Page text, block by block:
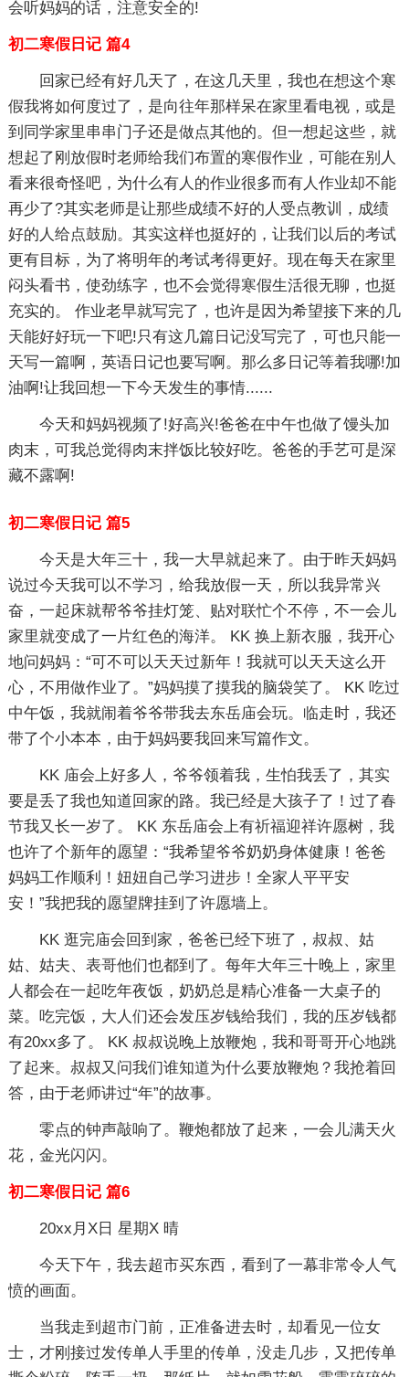
会听妈妈的话，注意安全的!
初二寒假日记 篇4
回家已经有好几天了，在这几天里，我也在想这个寒
假我将如何度过了，是向往年那样呆在家里看电视，或是
到同学家里串串门子还是做点其他的。但一想起这些，就
想起了刚放假时老师给我们布置的寒假作业，可能在别人
看来很奇怪吧，为什么有人的作业很多而有人作业却不能
再少了?其实老师是让那些成绩不好的人受点教训，成绩
好的人给点鼓励。其实这样也挺好的，让我们以后的考试
更有目标，为了将明年的考试考得更好。现在每天在家里
闷头看书，使劲练字，也不会觉得寒假生活很无聊，也挺
充实的。 作业老早就写完了，也许是因为希望接下来的几
天能好好玩一下吧!只有这几篇日记没写完了，可也只能一
天写一篇啊，英语日记也要写啊。那么多日记等着我哪!加
油啊!让我回想一下今天发生的事情......
今天和妈妈视频了!好高兴!爸爸在中午也做了馒头加
肉末，可我总觉得肉末拌饭比较好吃。爸爸的手艺可是深
藏不露啊!
初二寒假日记 篇5
今天是大年三十，我一大早就起来了。由于昨天妈妈
说过今天我可以不学习，给我放假一天，所以我异常兴
奋，一起床就帮爷爷挂灯笼、贴对联忙个不停，不一会儿
家里就变成了一片红色的海洋。 KK 换上新衣服，我开心
地问妈妈：“可不可以天天过新年！我就可以天天这么开
心，不用做作业了。”妈妈摸了摸我的脑袋笑了。 KK 吃过
中午饭，我就闹着爷爷带我去东岳庙会玩。临走时，我还
带了个小本本，由于妈妈要我回来写篇作文。
KK 庙会上好多人，爷爷领着我，生怕我丢了，其实
要是丢了我也知道回家的路。我已经是大孩子了！过了春
节我又长一岁了。 KK 东岳庙会上有祈福迎祥许愿树，我
也许了个新年的愿望：“我希望爷爷奶奶身体健康！爸爸
妈妈工作顺利！妞妞自己学习进步！全家人平平安
安！”我把我的愿望牌挂到了许愿墙上。
KK 逛完庙会回到家，爸爸已经下班了，叔叔、姑
姑、姑夫、表哥他们也都到了。每年大年三十晚上，家里
人都会在一起吃年夜饭，奶奶总是精心准备一大桌子的
菜。吃完饭，大人们还会发压岁钱给我们，我的压岁钱都
有20xx多了。 KK 叔叔说晚上放鞭炮，我和哥哥开心地跳
了起来。叔叔又问我们谁知道为什么要放鞭炮？我抢着回
答，由于老师讲过“年”的故事。
零点的钟声敲响了。鞭炮都放了起来，一会儿满天火
花，金光闪闪。
初二寒假日记 篇6
20xx月X日 星期X 晴
今天下午，我去超市买东西，看到了一幕非常令人气
愤的画面。
当我走到超市门前，正准备进去时，却看见一位女
士，才刚接过发传单人手里的传单，没走几步，又把传单